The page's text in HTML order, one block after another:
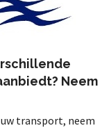
Neem
transport, neem